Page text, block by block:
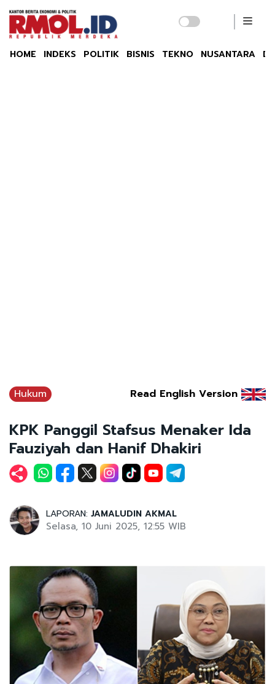
HOME INDEKS POLITIK BISNIS TEKNO NUSANTARA
Hukum Read English Version
KPK Panggil Stafsus Menaker Ida
Fauziyah dan Hanif Dhakiri
LAPORAN: JAMALUDIN AKMAL
Selasa, 10 Juni 2025, 12:55 WIB